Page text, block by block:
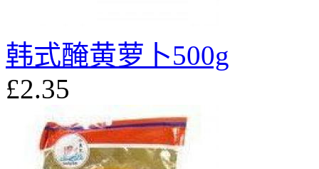
韩式醃黄萝卜500g
£2.35